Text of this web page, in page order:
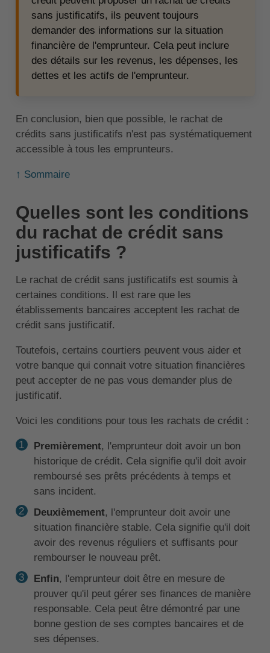
sans justificatifs, ils peuvent toujours
demander des informations sur la situation
financière de l'emprunteur. Cela peut inclure
des détails sur les revenus, les dépenses, les
dettes et les actifs de l'emprunteur.
En conclusion, bien que possible, le rachat de
crédits sans justificatifs n'est pas systématiquement
accessible à tous les emprunteurs.
↑ Sommaire
Quelles sont les conditions
du rachat de crédit sans
justificatifs ?
Le rachat de crédit sans justificatifs est soumis à
certaines conditions. Il est rare que les
établissements bancaires acceptent les rachat de
crédit sans justificatif.
Toutefois, certains courtiers peuvent vous aider et
votre banque qui connait votre situation financières
peut accepter de ne pas vous demander plus de
justificatif.
Voici les conditions pour tous les rachats de crédit :
Premièrement, l'emprunteur doit avoir un bon
historique de crédit. Cela signifie qu'il doit avoir
remboursé ses prêts précédents à temps et
sans incident.
Deuxièmement, l'emprunteur doit avoir une
situation financière stable. Cela signifie qu'il doit
avoir des revenus réguliers et suffisants pour
rembourser le nouveau prêt.
Enfin, l'emprunteur doit être en mesure de
prouver qu'il peut gérer ses finances de manière
responsable. Cela peut être démontré par une
bonne gestion de ses comptes bancaires et de
ses dépenses.